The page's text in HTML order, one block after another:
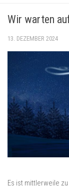
Wir warten
13. DEZEMBER 2024
Es ist mittlerweile